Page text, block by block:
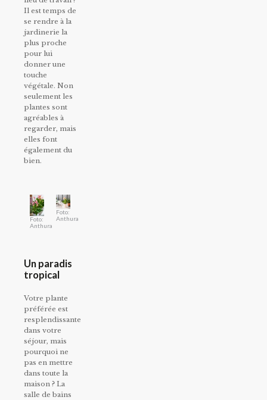
Il est temps de
se rendre à la
jardinerie la
plus proche
pour lui
donner une
touche
végétale. Non
seulement les
plantes sont
agréables à
regarder, mais
elles font
également du
bien.
Foto:
Anthura
Foto:
Anthura
Un paradis
tropical
Votre plante
préférée est
resplendissante
dans votre
séjour, mais
pourquoi ne
pas en mettre
dans toute la
maison ? La
salle de bains